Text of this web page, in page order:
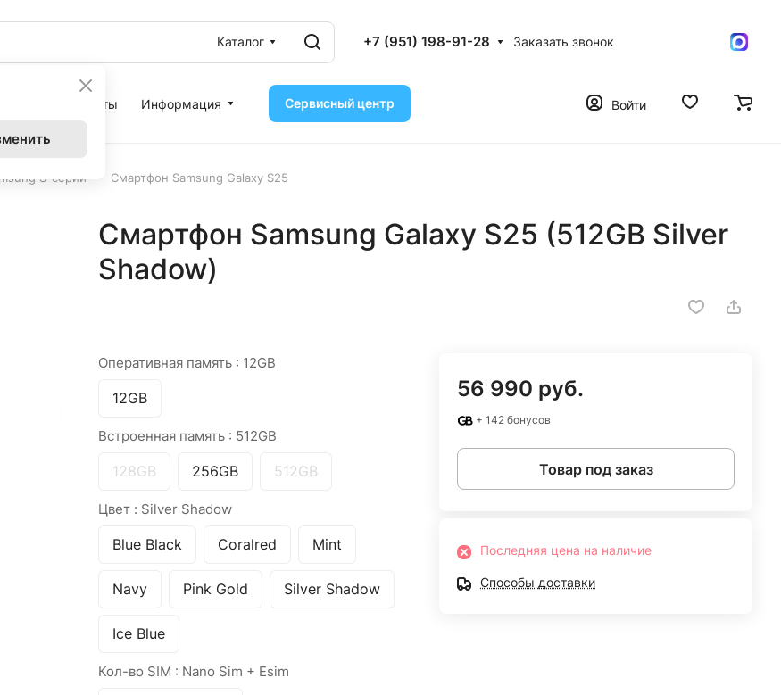
Каталог +7 (951) 198-91-28 Заказать звонок
Контакты Информация Сервисный центр Войти
S-серии – Смартфон Samsung Galaxy S25
Смартфон Samsung Galaxy S25 (512GB Silver
Shadow)
Оперативная память : 12GB
12GB
Встроенная память : 512GB
128GB 256GB 512GB
Цвет : Silver Shadow
Blue Black Coralred Mint
Navy Pink Gold Silver Shadow
Ice Blue
Кол-во SIM : Nano Sim + Esim
56 990 руб.
+ 142 бонусов
Товар под заказ
Последняя цена на наличие
Способы доставки